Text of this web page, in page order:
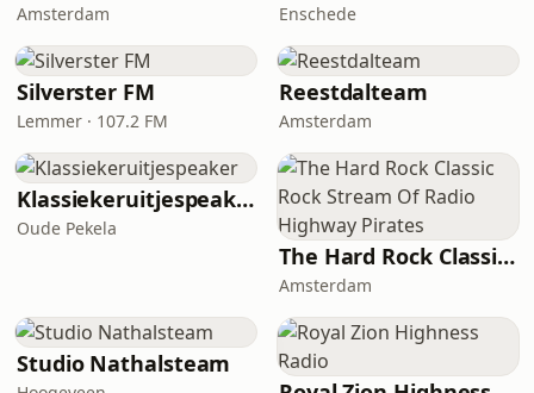
Amsterdam Enschede
Silverster FM
Lemmer · 107.2 FM
Reestdalteam
Amsterdam
Klassiekeruitjespeaker
Oude Pekela
The Hard Rock Classic Rock Stream Of Radio Highway Pirates
Amsterdam
Studio Nathalsteam